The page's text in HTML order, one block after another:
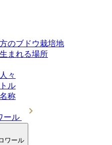
のブドウ栽培地
まれる場所
々
ル
称
ール
ワール